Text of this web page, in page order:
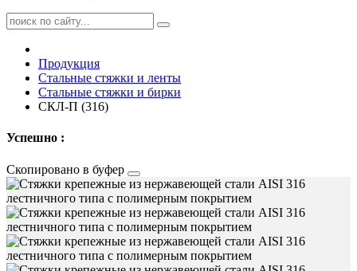
Продукция
Стальные стяжки и ленты
Стальные стяжки и бирки
СКЛ-П (316)
Успешно :
Скопировано в буфер